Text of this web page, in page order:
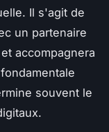
Il s'agit de
un partenaire
accompagnera
souvent le